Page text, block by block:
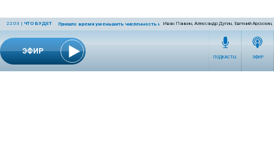
ЭФИР
22:03 | ЧТО БУДЕТ Пришло время уменьшить численность населения ЗемлиИван Панкин, Александр Дугин, Евгений
ПОДКАСТЫ ЭФИР